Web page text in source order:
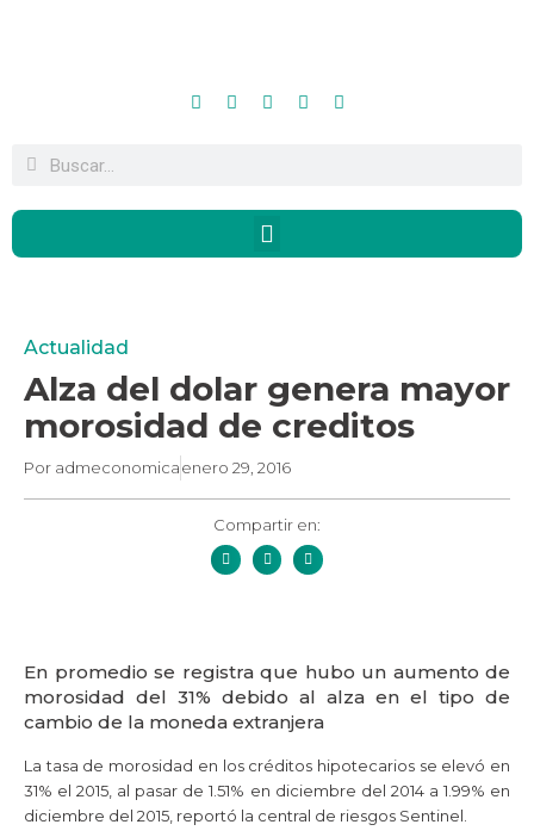
Actualidad
Alza del dolar genera mayor
morosidad de creditos
Por admeconomicaenero 29, 2016
Compartir en:
En promedio se registra que hubo un aumento de
morosidad del 31% debido al alza en el tipo de
cambio de la moneda extranjera
La tasa de morosidad en los créditos hipotecarios se elevó en
31% el 2015, al pasar de 1.51% en diciembre del 2014 a 1.99% en
diciembre del 2015, reportó la central de riesgos Sentinel.